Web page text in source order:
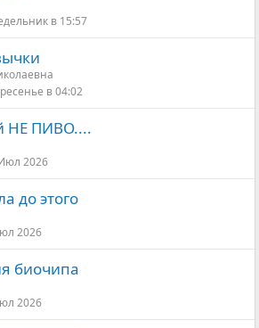
в 15:57
в 04:02
НЕ ПИВО....
2026
до этого
2026
биочипа
2026